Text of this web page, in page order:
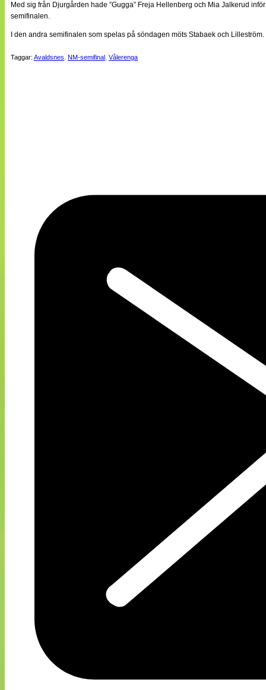
Med sig från Djurgården hade ”Gugga” Freja Hellenberg och Mia Jalkerud
semifinalen.
I den andra semifinalen som spelas på söndagen möts Stabaek och
Taggar: Avaldsnes NM-semifinal Vålerenga